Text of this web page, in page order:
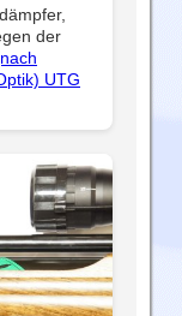
der
UTG